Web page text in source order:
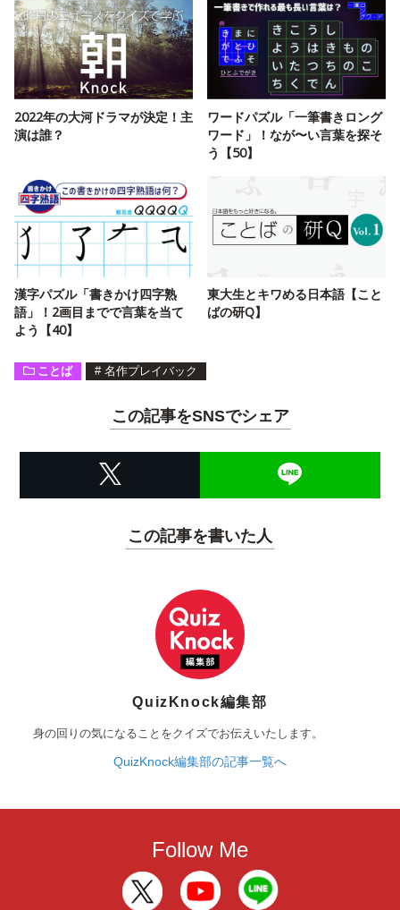
2022年の大河ドラマが決定！主
演は誰？
ワードパズル「一筆書きロング
ワード」！なが〜い言葉を探そ
う【50】
漢字パズル「書きかけ四字熟
語」！2画目までで言葉を当て
よう【40】
東大生とキワめる日本語【こと
ばの研Q】
ことば # 名作プレイバック
この記事をSNSでシェア
この記事を書いた人
QuizKnock編集部
身の回りの気になることをクイズでお伝えいたします。
QuizKnock編集部の記事一覧へ
Follow Me